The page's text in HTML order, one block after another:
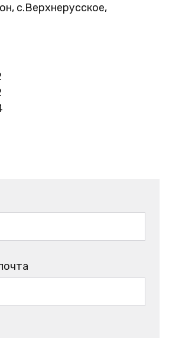
с.Верхнерусское,